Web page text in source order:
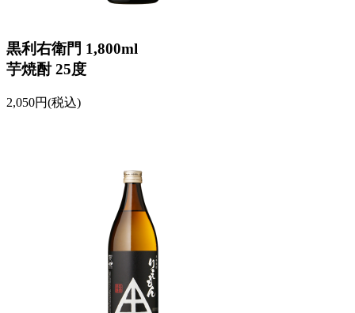
黒利右衛門 1,800ml
芋焼酎 25度
2,050円(税込)